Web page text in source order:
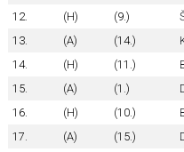
12.
(H) (9.)
13.
(A) (14.)
14.
(H) (11.)
15.
(A) (1.)
16.
(H) (10.)
17.
(A) (15.)